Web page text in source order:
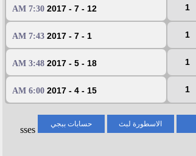
1
12 - 7 - 2017
7:30 AM
1
1 - 7 - 2017
7:43 AM
1
18 - 5 - 2017
3:48 AM
1
15 - 4 - 2017
6:00 AM
الاسطورة لبث حسابات ببجي
sses